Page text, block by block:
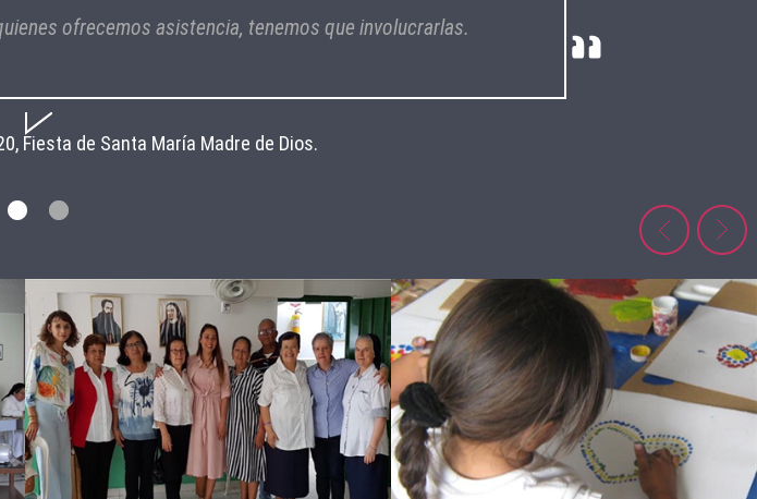
ofrecemos asistencia, tenemos que involucrarlas.
Fiesta de Santa María Madre de Dios.
de su propio rescate.